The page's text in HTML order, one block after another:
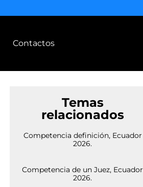
Contactos
Temas
relacionados
Competencia definición, Ecuador
2026.
Competencia de un Juez, Ecuador
2026.